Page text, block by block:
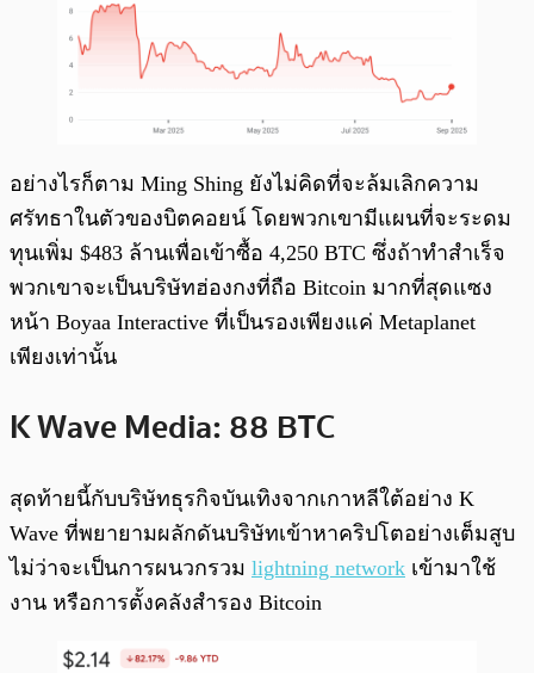
อย่างไรก็ตาม Ming Shing ยังไม่คิดที่จะล้มเลิกความ
ศรัทธาในตัวของบิตคอยน์ โดยพวกเขามีแผนที่จะระดม
ทุนเพิ่ม $483 ล้านเพื่อเข้าซื้อ 4,250 BTC ซึ่งถ้าทำสำเร็จ
พวกเขาจะเป็นบริษัทฮ่องกงที่ถือ Bitcoin มากที่สุดแซง
หน้า Boyaa Interactive ที่เป็นรองเพียงแค่ Metaplanet
เพียงเท่านั้น
K Wave Media: 88 BTC
สุดท้ายนี้กับบริษัทธุรกิจบันเทิงจากเกาหลีใต้อย่าง K
Wave ที่พยายามผลักดันบริษัทเข้าหาคริปโตอย่างเต็มสูบ
ไม่ว่าจะเป็นการผนวกรวม lightning network เข้ามาใช้
งาน หรือการตั้งคลังสำรอง Bitcoin